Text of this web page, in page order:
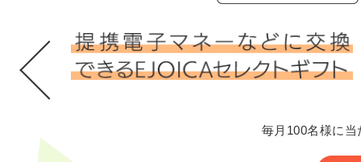
毎月100名様に